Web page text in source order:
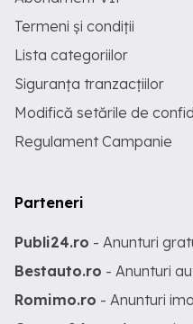
Termeni și condiții
Lista categoriilor
Siguranța tranzacțiilor
Modifică setările de
Regulament Campanie
Parteneri
Publi24.ro - Anunturi
Bestauto.ro - Anunturi
Romimo.ro - Anunturi